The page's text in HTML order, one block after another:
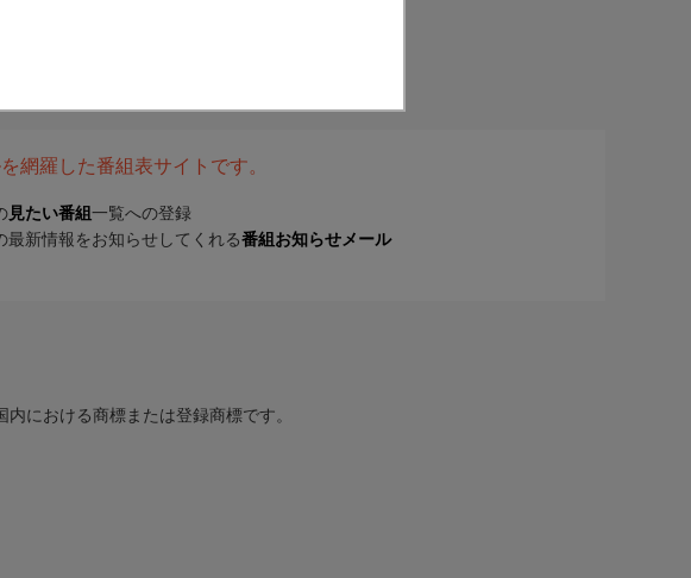
網羅した番組表サイトです。
見たい番組 一覧への登録
最新情報をお知らせしてくれる番組お知らせメール
における商標または登録商標です。